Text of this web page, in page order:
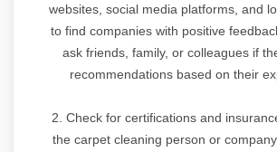
websites, social media platforms, and
to find companies with positive
ask friends, family, or colleagues if
recommendations based on their
2. Check for certifications and
the carpet cleaning person or